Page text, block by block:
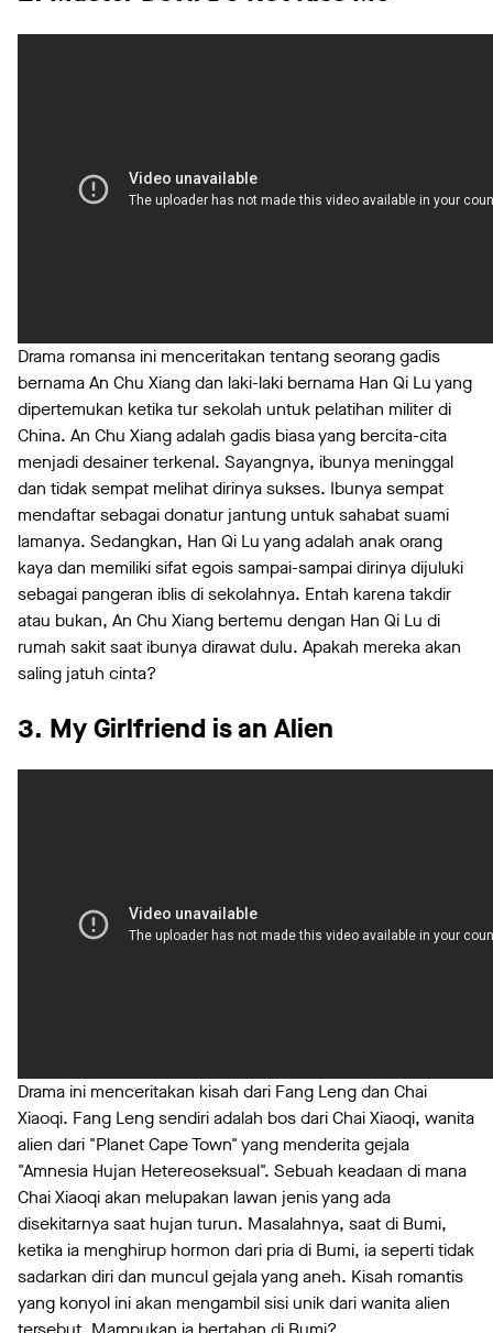
Drama romansa ini menceritakan tentang seorang gadis
bernama An Chu Xiang dan laki-laki bernama Han Qi Lu yang
dipertemukan ketika tur sekolah untuk pelatihan militer di
China. An Chu Xiang adalah gadis biasa yang bercita-cita
menjadi desainer terkenal. Sayangnya, ibunya meninggal
dan tidak sempat melihat dirinya sukses. Ibunya sempat
mendaftar sebagai donatur jantung untuk sahabat suami
lamanya. Sedangkan, Han Qi Lu yang adalah anak orang
kaya dan memiliki sifat egois sampai-sampai dirinya dijuluki
sebagai pangeran iblis di sekolahnya. Entah karena takdir
atau bukan, An Chu Xiang bertemu dengan Han Qi Lu di
rumah sakit saat ibunya dirawat dulu. Apakah mereka akan
saling jatuh cinta?
3. My Girlfriend is an Alien
Drama ini menceritakan kisah dari Fang Leng dan Chai
Xiaoqi. Fang Leng sendiri adalah bos dari Chai Xiaoqi, wanita
alien dari "Planet Cape Town" yang menderita gejala
"Amnesia Hujan Hetereoseksual". Sebuah keadaan di mana
Chai Xiaoqi akan melupakan lawan jenis yang ada
disekitarnya saat hujan turun. Masalahnya, saat di Bumi,
ketika ia menghirup hormon dari pria di Bumi, ia seperti tidak
sadarkan diri dan muncul gejala yang aneh. Kisah romantis
yang konyol ini akan mengambil sisi unik dari wanita alien